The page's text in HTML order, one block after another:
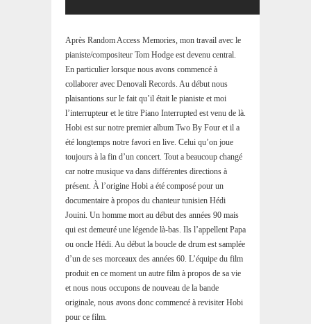
Après Random Access Memories, mon travail avec le
pianiste/compositeur Tom Hodge est devenu central.
En particulier lorsque nous avons commencé à
collaborer avec Denovali Records. Au début nous
plaisantions sur le fait qu’il était le pianiste et moi
l’interrupteur et le titre Piano Interrupted est venu de là.
Hobi est sur notre premier album Two By Four et il a
été longtemps notre favori en live. Celui qu’on joue
toujours à la fin d’un concert. Tout a beaucoup changé
car notre musique va dans différentes directions à
présent. À l’origine Hobi a été composé pour un
documentaire à propos du chanteur tunisien Hédi
Jouini. Un homme mort au début des années 90 mais
qui est demeuré une légende là-bas. Ils l’appellent Papa
ou oncle Hédi. Au début la boucle de drum est samplée
d’un de ses morceaux des années 60. L’équipe du film
produit en ce moment un autre film à propos de sa vie
et nous nous occupons de nouveau de la bande
originale, nous avons donc commencé à revisiter Hobi
pour ce film.